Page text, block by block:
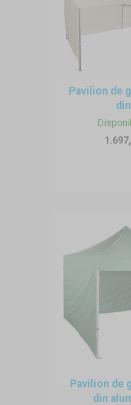
Pavilion de
Pavilion de
din